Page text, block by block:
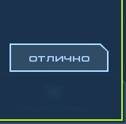
ОТЛИЧНО